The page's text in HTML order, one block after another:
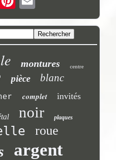
montures centre
pièce blanc
complet invités
noir plaques
roue
argent